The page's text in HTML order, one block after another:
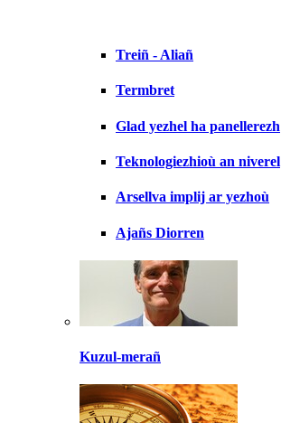
Treiñ - Aliañ
Termbret
Glad yezhel ha panellerezh
Teknologiezhioù an niverel
Arsellva implij ar yezhoù
Ajañs Diorren
Kuzul-merañ